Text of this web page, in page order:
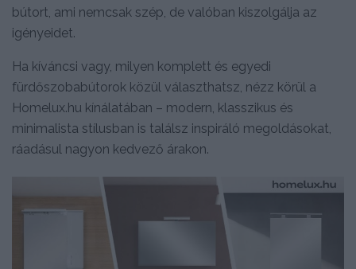
bútort, ami nemcsak szép, de valóban kiszolgálja az
igényeidet.
Ha kíváncsi vagy, milyen komplett és egyedi
fürdőszobabútorok közül választhatsz, nézz körül a
Homelux.hu kínálatában – modern, klasszikus és
minimalista stílusban is találsz inspiráló megoldásokat,
ráadásul nagyon kedvező árakon.